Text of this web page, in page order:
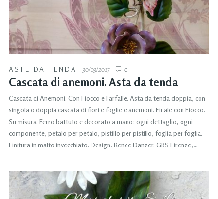
ASTE DA TENDA 30/03/2017 0
Cascata di anemoni. Asta da tenda
Cascata di Anemoni. Con Fiocco e Farfalle. Asta da tenda doppia, con
singola o doppia cascata di fiori e foglie e anemoni. Finale con Fiocco.
Su misura. Ferro battuto e decorato a mano: ogni dettaglio, ogni
componente, petalo per petalo, pistillo per pistillo, foglia per foglia.
Finitura in malto invecchiato. Design: Renee Danzer. GBS Firenze,…